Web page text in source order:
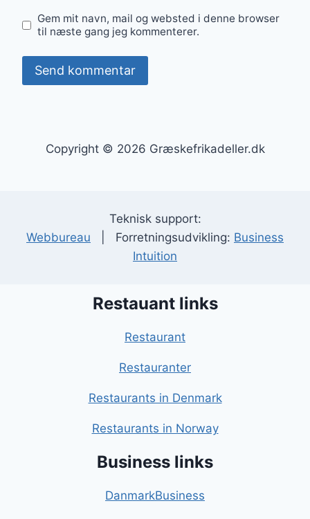
Gem mit navn, mail og websted i denne browser
til næste gang jeg kommenterer.
Copyright © 2026 Græskefrikadeller.dk
Teknisk support:
Webbureau | Forretningsudvikling: Business
Intuition
Restauant links
Restaurant
Restauranter
Restaurants in Denmark
Restaurants in Norway
Business links
DanmarkBusiness